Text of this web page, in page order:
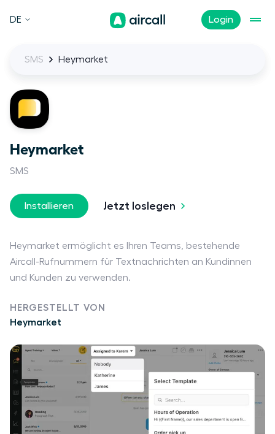
Login
DE
SMS Heymarket
Heymarket
SMS
Installieren Jetzt loslegen
Heymarket ermöglicht es Ihren Teams, bestehende
Aircall-Rufnummern für Textnachrichten an Kundinnen
und Kunden zu verwenden.
HERGESTELLT VON
Heymarket